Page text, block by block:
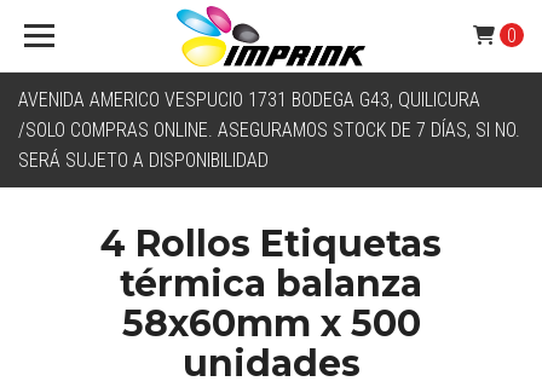
AVENIDA AMERICO VESPUCIO 1731 BODEGA G43, QUILICURA
/SOLO COMPRAS ONLINE. ASEGURAMOS STOCK DE 7 DÍAS, SI NO.
SERÁ SUJETO A DISPONIBILIDAD
0
4 Rollos Etiquetas
térmica balanza
58x60mm x 500
unidades